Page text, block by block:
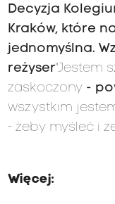
Decyzja
Kraków, które
jednomyślna.
reżyser"Jestem
zaskoczony-
wszystkim
- żeby myśleć i
Więcej: